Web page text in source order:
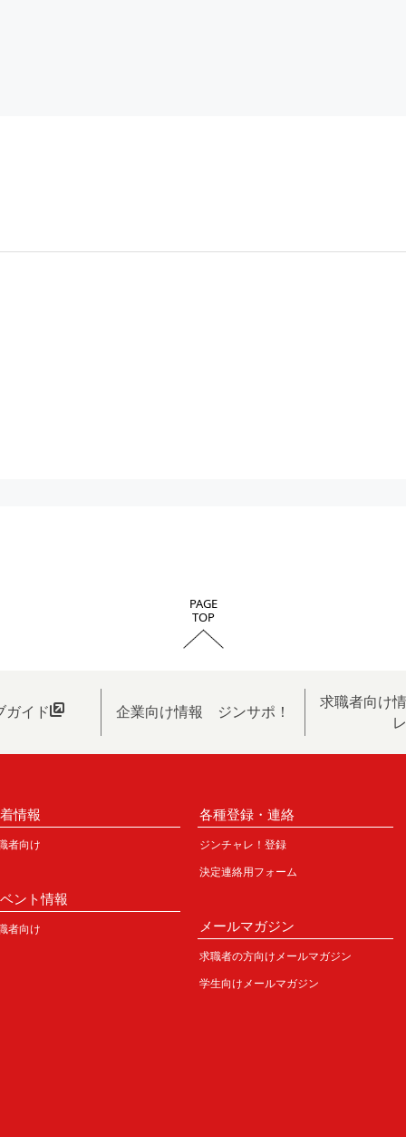
PAGE
TOP
ガイド 企業向け情報 ジンサポ！
求職者向け
情報
者向け
ント情報
者向け
各種登録・連絡
ジンチャレ！登録
決定連絡用フォーム
メールマガジン
求職者の方向けメールマガジン
学生向けメールマガジン